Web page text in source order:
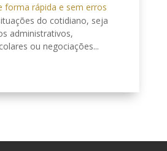
forma rápida e sem erros
do cotidiano, seja
administrativos,
ou negociações...